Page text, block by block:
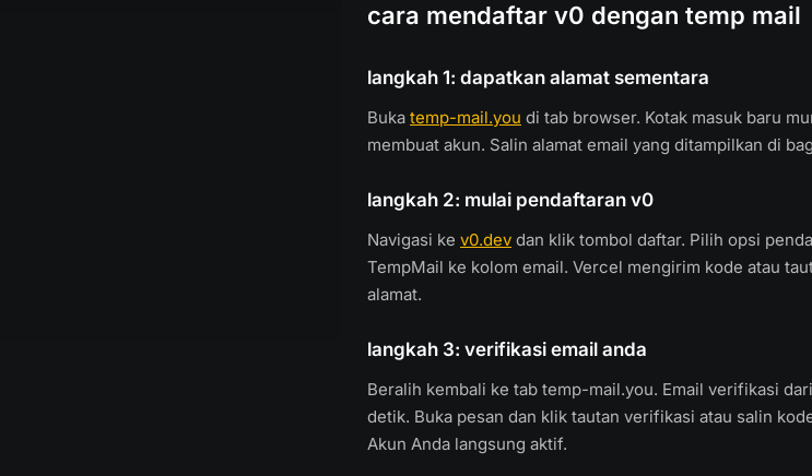
cara mendaftar v0 dengan temp mail
langkah 1: dapatkan alamat sementara
Buka temp-mail.you di tab browser. Kotak masuk baru
membuat akun. Salin alamat email yang ditampilkan di
langkah 2: mulai pendaftaran v0
Navigasi ke v0.dev dan klik tombol daftar. Pilih opsi
TempMail ke kolom email. Vercel mengirim kode atau
alamat.
langkah 3: verifikasi email anda
Beralih kembali ke tab temp-mail.you. Email verifikasi
detik. Buka pesan dan klik tautan verifikasi atau salin
Akun Anda langsung aktif.